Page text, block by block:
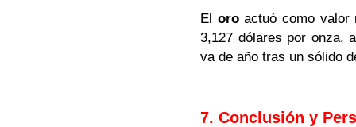
El oroactuó como valor
3,127 dólares por onza,
va de año tras un sólido
7. Conclusión y